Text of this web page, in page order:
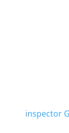
inspector